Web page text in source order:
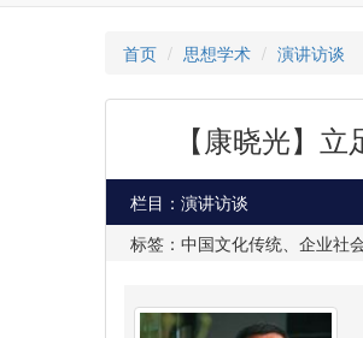
首页 思想学术 演讲访谈
【康晓光】
栏目：演讲访谈
标签：中国文化传统、企业社